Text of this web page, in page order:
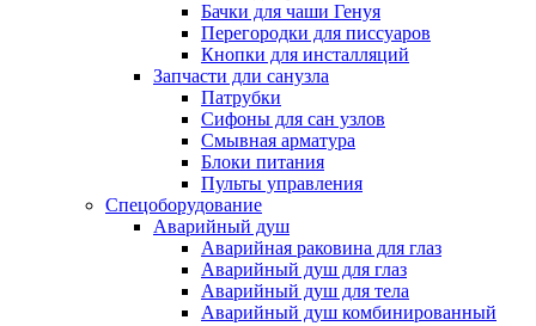
Бачки для чаши Генуя
Перегородки для писсуаров
Кнопки для инсталляций
Запчасти дли санузла
Патрубки
Сифоны для сан узлов
Смывная арматура
Блоки питания
Пульты управления
Спецоборудование
Аварийный душ
Аварийная раковина для глаз
Аварийный душ для глаз
Аварийный душ для тела
Аварийный душ комбинированный